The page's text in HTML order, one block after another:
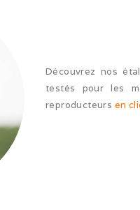
Découvrez nos
testés pour les
reproducteurs en